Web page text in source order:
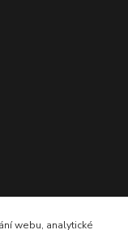
webu, analytické